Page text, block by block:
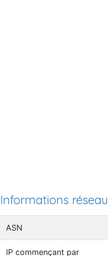
Informations réseau
ASN
IP commençant par